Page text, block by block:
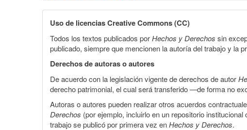
Uso de licencias Creative Commons (CC)
Todos los textos publicados porHechos y Derechos sin
publicado, siempre que mencionen la autoría del trabajo y la
Derechos de autoras o autores
De acuerdo con la legislación vigente de derechos de autor
derecho patrimonial, el cual será transferido —de forma no
Autoras o autores pueden realizar otros acuerdos
Derechos (por ejemplo, incluirlo en un repositorio
trabajo se publicó por primera vez enHechos y Derechos.